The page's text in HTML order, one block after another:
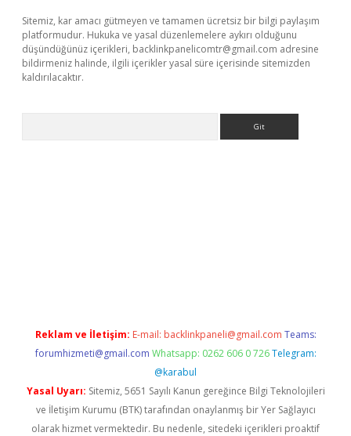
Sitemiz, kar amacı gütmeyen ve tamamen ücretsiz bir bilgi paylaşım
platformudur. Hukuka ve yasal düzenlemelere aykırı olduğunu
düşündüğünüz içerikleri, backlinkpanelicomtr@gmail.com adresine
bildirmeniz halinde, ilgili içerikler yasal süre içerisinde sitemizden
kaldırılacaktır.
Reklam ve İletişim: E-mail: backlinkpaneli@gmail.com Teams:
forumhizmeti@gmail.com Whatsapp: 0262 606 0 726 Telegram:
@karabul
Yasal Uyarı: Sitemiz, 5651 Sayılı Kanun gereğince Bilgi Teknolojileri
ve İletişim Kurumu (BTK) tarafından onaylanmış bir Yer Sağlayıcı
olarak hizmet vermektedir. Bu nedenle, sitedeki içerikleri proaktif